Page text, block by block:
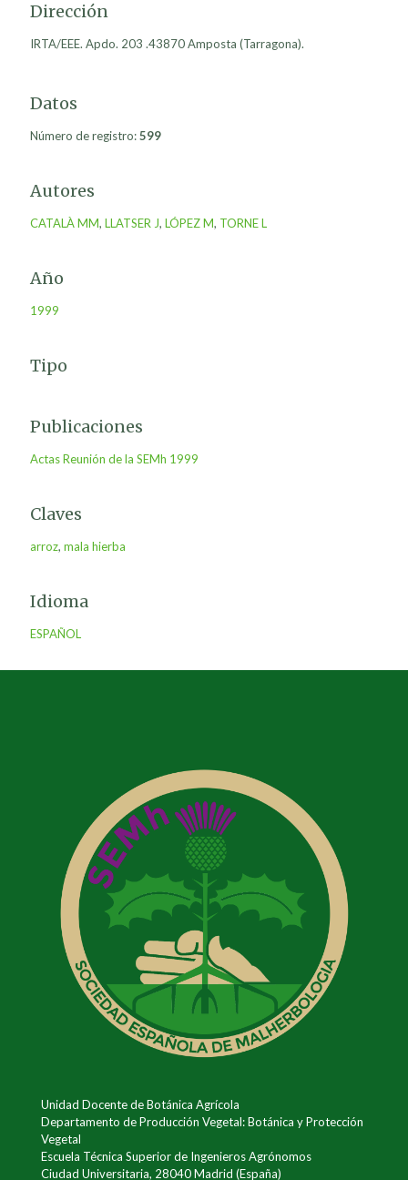
Dirección
IRTA/EEE. Apdo. 203 .43870 Amposta (Tarragona).
Datos
Número de registro:599
Autores
CATALÀ MM, LLATSER J, LÓPEZ M, TORNE L
Año
1999
Tipo
Publicaciones
Actas Reunión de la SEMh 1999
Claves
arroz, mala hierba
Idioma
ESPAÑOL
Unidad Docente de Botánica Agrícola
Departamento de Producción Vegetal: Botánica y Protección
Vegetal
Escuela Técnica Superior de Ingenieros Agrónomos
Ciudad Universitaria, 28040 Madrid (España)